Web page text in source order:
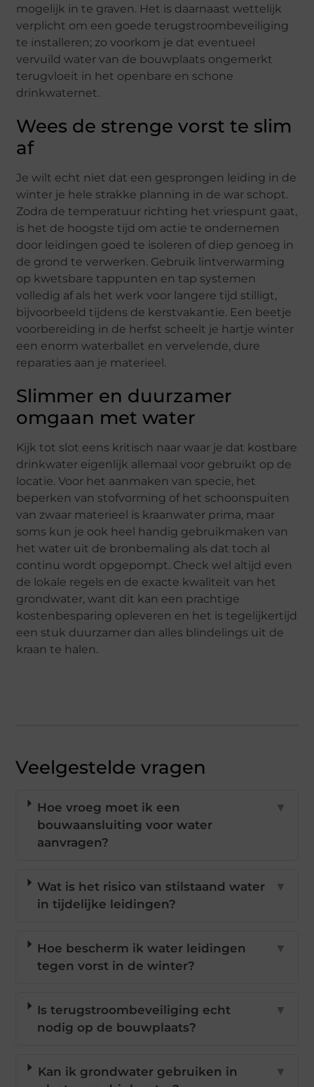
mogelijk in te graven. Het is daarnaast wettelijk
verplicht om een goede terugstroombeveiliging
te installeren; zo voorkom je dat eventueel
vervuild water van de bouwplaats ongemerkt
terugvloeit in het openbare en schone
drinkwaternet.
Wees de strenge vorst te slim
af
Je wilt echt niet dat een gesprongen leiding in de
winter je hele strakke planning in de war schopt.
Zodra de temperatuur richting het vriespunt gaat,
is het de hoogste tijd om actie te ondernemen
door leidingen goed te isoleren of diep genoeg in
de grond te verwerken. Gebruik lintverwarming
op kwetsbare tappunten en tap systemen
volledig af als het werk voor langere tijd stilligt,
bijvoorbeeld tijdens de kerstvakantie. Een beetje
voorbereiding in de herfst scheelt je hartje winter
een enorm waterballet en vervelende, dure
reparaties aan je materieel.
Slimmer en duurzamer
omgaan met water
Kijk tot slot eens kritisch naar waar je dat kostbare
drinkwater eigenlijk allemaal voor gebruikt op de
locatie. Voor het aanmaken van specie, het
beperken van stofvorming of het schoonspuiten
van zwaar materieel is kraanwater prima, maar
soms kun je ook heel handig gebruikmaken van
het water uit de bronbemaling als dat toch al
continu wordt opgepompt. Check wel altijd even
de lokale regels en de exacte kwaliteit van het
grondwater, want dit kan een prachtige
kostenbesparing opleveren en het is tegelijkertijd
een stuk duurzamer dan alles blindelings uit de
kraan te halen.
Veelgestelde vragen
Hoe vroeg moet ik een
bouwaansluiting voor water
aanvragen?
▼
Wat is het risico van stilstaand water
in tijdelijke leidingen?
▼
Hoe bescherm ik water leidingen
tegen vorst in de winter?
▼
Is terugstroombeveiliging echt
nodig op de bouwplaats?
▼
Kan ik grondwater gebruiken in
▼